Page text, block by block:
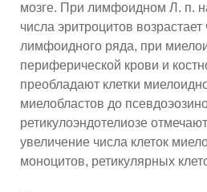
мозге. При лимфоидном Л. п.
числа эритроцитов возрастает
лимфоидного ряда, при
периферической крови и
преобладают клетки
миелобластов до
ретикулоэндотелиозе
увеличение числа клеток
моноцитов, ретикулярных